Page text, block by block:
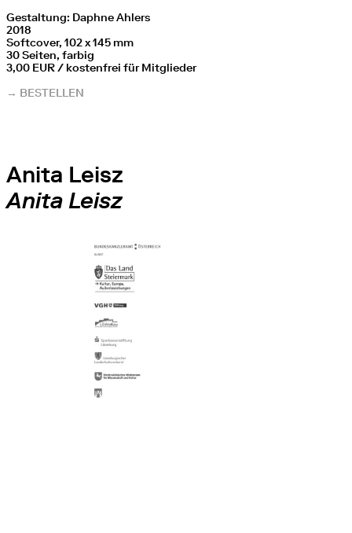
Gestaltung: Daphne Ahlers
2018
Softcover, 102 x 145 mm
30 Seiten, farbig
3,00 EUR / kostenfrei für Mitglieder
→ BESTELLEN
Anita Leisz
Anita Leisz